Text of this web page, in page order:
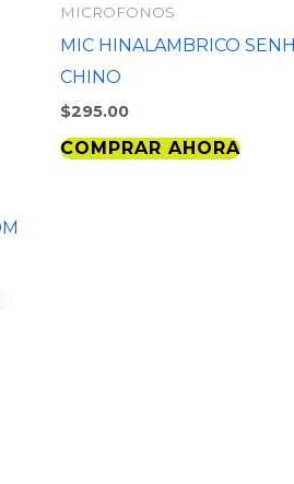
MICROFONOS
MIC HINALAMBRICO
CHINO
$295.00
COMPRAR AHORA